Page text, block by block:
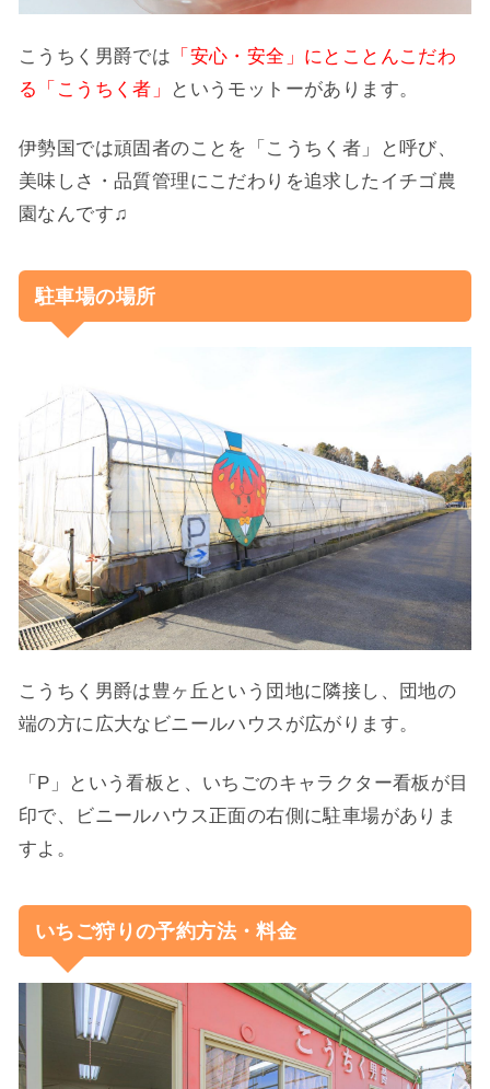
こうちく男爵では 「安心・安全」にとことんこだわ
る「こうちく者」
というモットーがあります。
伊勢国では頑固者のことを「こうちく者」と呼び、
美味しさ・品質管理にこだわりを追求したイチゴ農
園なんです♫
駐車場の場所
こうちく男爵は豊ヶ丘という団地に隣接し、団地の
端の方に広大なビニールハウスが広がります。
「P」という看板と、いちごのキャラクター看板が目
印で、ビニールハウス正面の右側に駐車場がありま
すよ。
いちご狩りの予約方法・料金